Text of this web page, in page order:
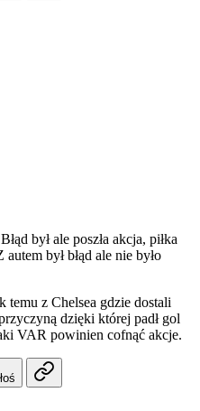
był ale poszła akcja, piłka
był błąd ale nie było
temu z Chelsea gdzie dostali
dzięki której padł gol
VAR powinien cofnąć akcje.